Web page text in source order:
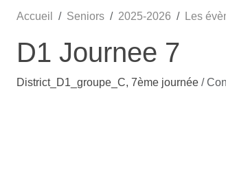
Accueil Seniors 2025-2026 Les
D1 Journee 7
District_D1_groupe_C, 7ème journée /